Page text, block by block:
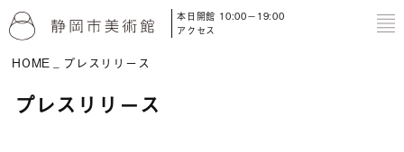
本日開館 10:00－19:00
アクセス
HOME プレスリリース
プレスリリース